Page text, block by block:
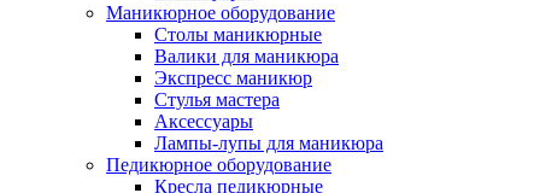
Маникюрное оборудование
Столы маникюрные
Валики для маникюра
Экспресс маникюр
Стулья мастера
Аксессуары
Лампы-лупы для маникюра
Педикюрное оборудование
Кресла педикюрные